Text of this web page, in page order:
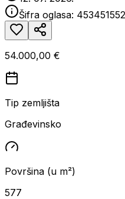
Šifra oglasa:
54.000,00 €
Tip zemljišta
Građevinsko
Površina (u m²)
577